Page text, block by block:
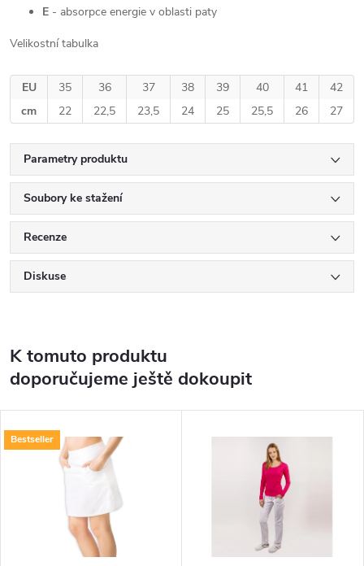
E - absorpce energie v oblasti paty
Velikostní tabulka
EU 35 36 37 38 39 40 41
42
cm
22 22,5 23,5 24 25 25,5 26 27
Parametry produktu
Soubory ke stažení
Recenze
Diskuse
K tomuto produktu
doporučujeme ještě dokoupit
Bestseller